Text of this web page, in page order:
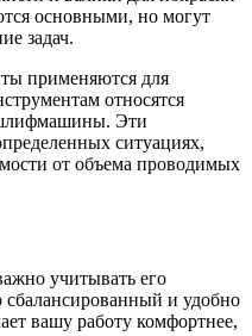
основными, но могут
задач.
применяются для
относятся
Эти
ситуациях,
от объема проводимых
учитывать его
сбалансированный и удобно
вашу работу комфортнее,